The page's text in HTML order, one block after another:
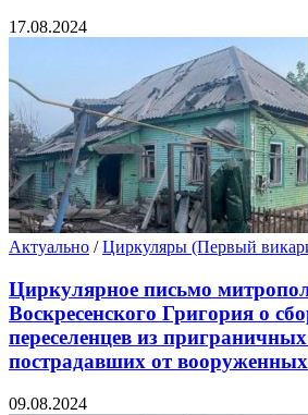
17.08.2024
Актуально /Циркуляры (Первый
Циркулярное письмо
Воскресенского Григория о
переселенцев из
пострадавших от
09.08.2024